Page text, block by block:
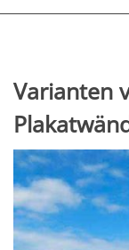
Varianten